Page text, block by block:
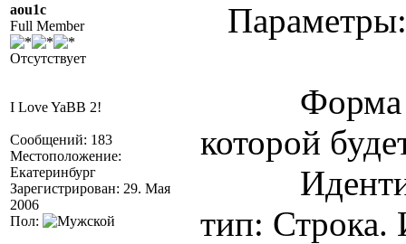
aou1c
Full Member
Отсутствует
I Love YaBB 2!
Сообщений: 183
Местоположение:
Екатеринбург
Зарегистрирован: 29. Мая
2006
Пол:
Параметры:
Форма -
которой
тип: Строка.